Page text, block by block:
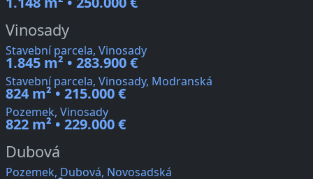
Vinosady
Stavební parcela, Vinosady
1.845 m² • 283.900 €
Stavební parcela, Vinosady, Modranská
824 m² • 215.000 €
Pozemek, Vinosady
822 m² • 229.000 €
Dubová
Pozemek, Dubová, Novosadská